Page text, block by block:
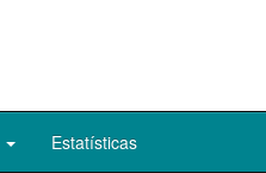
Estatísticas